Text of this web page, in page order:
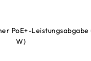
Leistungsabgabe
W)